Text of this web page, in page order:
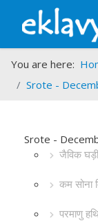
You are here:
Srote -
Srote -
जैविक
कम सोना
परमाणु